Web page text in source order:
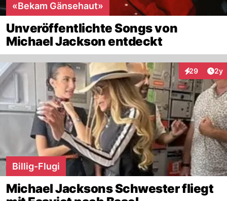
«Bekam Gänsehaut»
Unveröffentlichte Songs von
Michael Jackson entdeckt
29
Interaktionen
2y
Billig-Flugi
Michael Jacksons Schwester fliegt